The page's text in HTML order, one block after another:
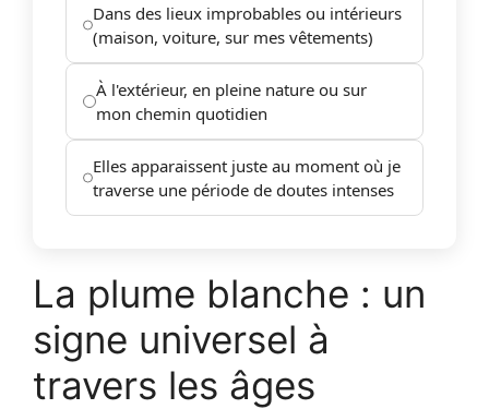
Dans des lieux improbables ou intérieurs
(maison, voiture, sur mes vêtements)
À l'extérieur, en pleine nature ou sur
mon chemin quotidien
Elles apparaissent juste au moment où je
traverse une période de doutes intenses
La plume blanche : un
signe universel à
travers les âges